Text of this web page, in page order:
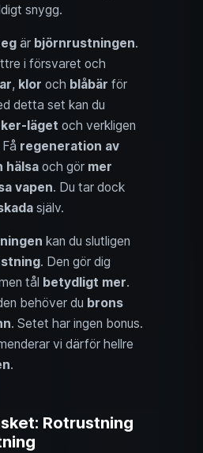
snygg.
är björnrustningen.
i försvaret och
, klor och blåbär för
detta set kan du
läget och verkligen
regeneration av
hälsa och gör mer
vapen. Du tar dock
själv.
kan du slutligen
. Den gör dig
tål betydligt mer.
behöver du brons
. Setet har ingen bonus.
vi därför hellre
.
Rotrustning